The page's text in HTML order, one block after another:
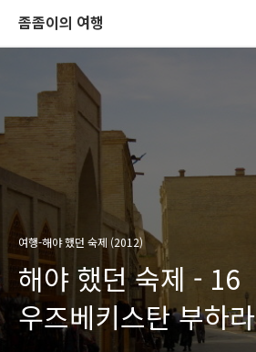
좀좀이의 여행
여행-해야 했던 숙제 (2012)
해야 했던 숙제 - 16
우즈베키스탄 부하라